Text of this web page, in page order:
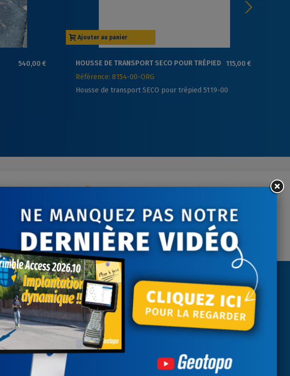
540,00 €
Ajouter au panier
HOUSSE DE TRANSPORT SECO POUR TRÉPIED
GPS 5119-00-XX
115,00 €
Référence: 8154-00-ORG
Housse de transport SECO pour trépied 5119-00
Contactez-nous
A votre écoute du lundi au
vendredi
SUIVEZ-NOUS NEWSLETTER
Recevez nos actualités
J'accepte les conditions générales et